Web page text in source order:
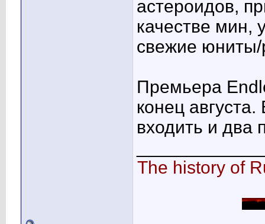
астероидов,
качестве мин,
свежие юниты/
Премьера
конец
входить и два
The history of